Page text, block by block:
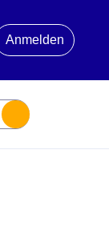
Anmelden